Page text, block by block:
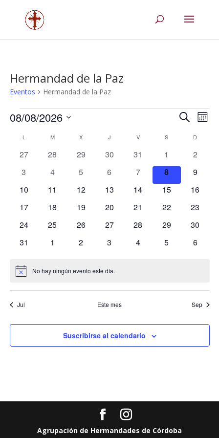
Hermandad de la Paz
Eventos Hermandad de la Paz
Eventos
vistas
de
Buscar
de
Mes
08/08/2026
fecha.
Calendario
de
L MMARTES X MIÉRCOLES
J VVIERNES S D
0
27
0
28
0
29
0
30
0
eventos
31
0
eventos
1
0
2
0
3
0
4
0
5
0
6
0
eventos
7
0
eventos
8
0
9
0
10
0
11
0
12
0
13
0
14
0
15
0
16
0
17
0
18
0
19
0
20
0
21
0
22
0
23
0
24
0
25
0
26
0
27
0
28
0
29
0
30
0
31
0
1
0
2
0
3
0
4
0
5
0
6
Aviso No hay ningún evento este día.
Jul Este mes Sep
Suscribirse al calendario
Agrupación de Hermandades de Córdoba